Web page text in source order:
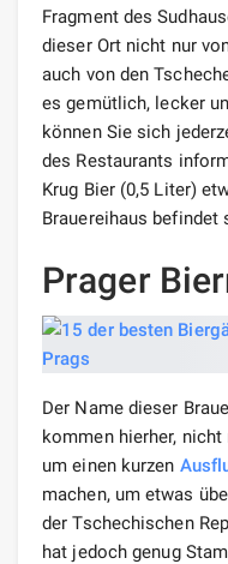
Fragment des
dieser Ort nicht nur
auch von den
es gemütlich, lecker
können Sie sich
des Restaurants
Krug Bier (0,5 Liter)
Brauereihaus befindet
Prager
Der Name dieser
kommen hierher,
um einen kurzen
machen, um etwas
der Tschechischen
hat jedoch genug